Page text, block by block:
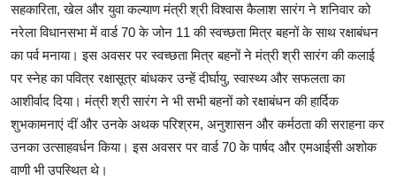
सहकारिता, खेल और युवा कल्याण मंत्री श्री विश्वास कैलाश सारंग ने शनिवार को
नरेला विधानसभा में वार्ड 70 के जोन 11 की स्वच्छता मित्र बहनों के साथ रक्षाबंधन
का पर्व मनाया। इस अवसर पर स्वच्छता मित्र बहनों ने मंत्री श्री सारंग की कलाई
पर स्नेह का पवित्र रक्षासूत्र बांधकर उन्हें दीर्घायु, स्वास्थ्य और सफलता का
आशीर्वाद दिया। मंत्री श्री सारंग ने भी सभी बहनों को रक्षाबंधन की हार्दिक
शुभकामनाएं दीं और उनके अथक परिश्रम, अनुशासन और कर्मठता की सराहना कर
उनका उत्साहवर्धन किया। इस अवसर पर वार्ड 70 के पार्षद और एमआईसी अशोक
वाणी भी उपस्थित थे।